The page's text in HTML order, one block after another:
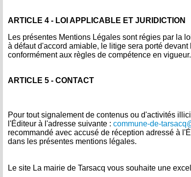
ARTICLE 4 - LOI APPLICABLE ET JURIDICTION
Les présentes Mentions Légales sont régies par la
à défaut d'accord amiable, le litige sera porté
conformément aux règles de compétence en vigueur.
ARTICLE 5 - CONTACT
Pour tout signalement de contenus ou d'activités
l'Éditeur à l'adresse suivante : commune-de-
recommandé avec accusé de réception adressé à
dans les présentes mentions légales.
Le site La mairie de Tarsacq vous souhaite une